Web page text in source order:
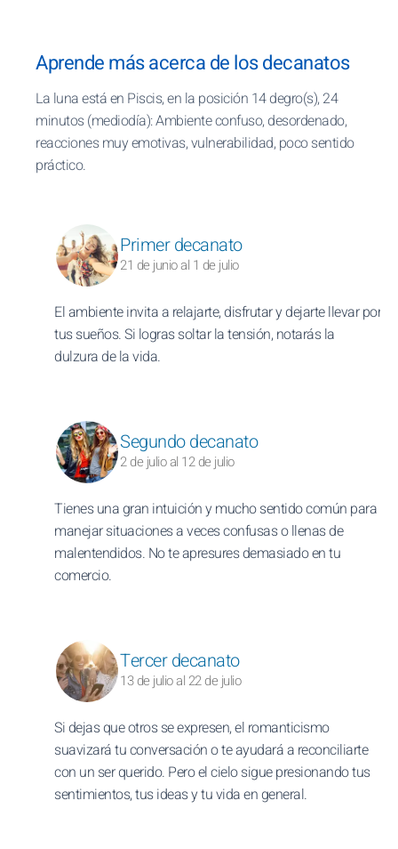
Aprende más acerca de los decanatos
La luna está en Piscis, en la posición 14 degro(s), 24
minutos (mediodía): Ambiente confuso, desordenado,
reacciones muy emotivas, vulnerabilidad, poco sentido
práctico.
Primer decanato
21 de junio al 1 de julio
El ambiente invita a relajarte, disfrutar y dejarte llevar por
tus sueños. Si logras soltar la tensión, notarás la
dulzura de la vida.
Segundo decanato
2 de julio al 12 de julio
Tienes una gran intuición y mucho sentido común para
manejar situaciones a veces confusas o llenas de
malentendidos. No te apresures demasiado en tu
comercio.
Tercer decanato
13 de julio al 22 de julio
Si dejas que otros se expresen, el romanticismo
suavizará tu conversación o te ayudará a reconciliarte
con un ser querido. Pero el cielo sigue presionando tus
sentimientos, tus ideas y tu vida en general.